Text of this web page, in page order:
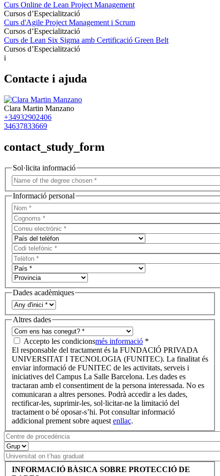
Curs Online de Lean Project Management
Cursos d’Especialització
Curs d'Agile Project Management i Scrum
Cursos d’Especialització
Curs de Lean Six Sigma amb Certificació Green Belt
Cursos d’Especialització
i
Contacte i ajuda
Clara Martin Manzano
+34932902406
34637833669
contact_study_form
Sol·licita informació
Informació personal
Dades acadèmiques
Altres dades
Accepto les condicionsmés informació *
El responsable del tractament és la FUNDACIÓ PRIVADA
UNIVERSITAT I TECNOLOGIA (FUNITEC). La finalitat és
enviar informació de FUNITEC de les activitats, serveis i
iniciatives del Campus La Salle Barcelona. Les dades es
tractaran amb el consentiment de la persona interessada. No es
comunicaran a altres persones. Podrà accedir a les dades,
rectificar-les, suprimir-les, sol·licitar-ne la limitació del
tractament o bé oposar-s’hi. Pot consultar informació
addicional prement sobre aquestenllaç.
INFORMACIÓ BÀSICA SOBRE PROTECCIÓ DE